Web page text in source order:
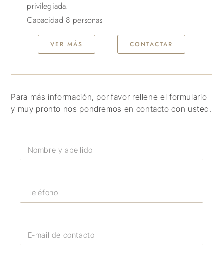
privilegiada.
Capacidad 8 personas
VER MÁS CONTACTAR
Para más información, por favor rellene el formulario
y muy pronto nos pondremos en contacto con usted.